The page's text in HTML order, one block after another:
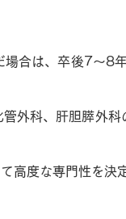
合は、卒後7～8
外科、肝胆膵外
度な専門性を決